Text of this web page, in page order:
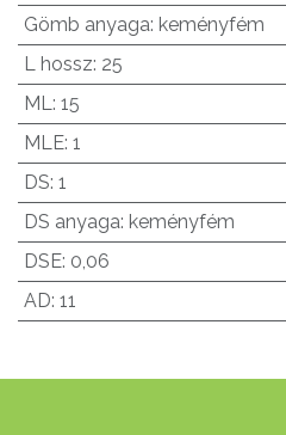
Gömb anyaga: keményfém
L hossz: 25
ML: 15
MLE: 1
DS: 1
DS anyaga: keményfém
DSE: 0,06
AD: 11